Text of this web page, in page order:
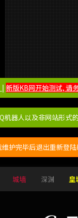
| 新版KB网开始测试, 请
机器人以及非网站形式
维护完毕后退出重新登
城墙 深渊 皇